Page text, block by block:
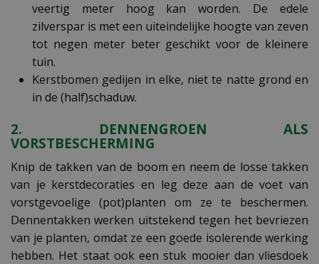
veertig meter hoog kan worden. De edele
zilverspar is met een uiteindelijke hoogte van zeven
tot negen meter beter geschikt voor de kleinere
tuin.
Kerstbomen gedijen in elke, niet te natte grond en
in de (half)schaduw.
2. DENNENGROEN ALS
VORSTBESCHERMING
Knip de takken van de boom en neem de losse takken
van je kerstdecoraties en leg deze aan de voet van
vorstgevoelige (pot)planten om ze te beschermen.
Dennentakken werken uitstekend tegen het bevriezen
van je planten, omdat ze een goede isolerende werking
hebben. Het staat ook een stuk mooier dan vliesdoek